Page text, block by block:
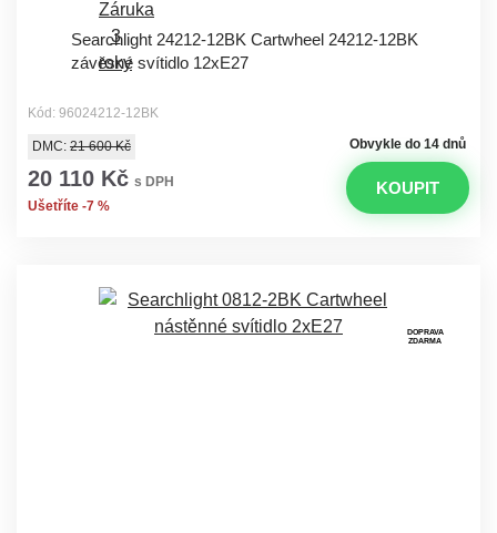
Searchlight 24212-12BK Cartwheel 24212-12BK
závěsné svítidlo 12xE27
Kód: 96024212-12BK
Obvykle do 14 dnů
DMC: 21 600 Kč
20 110 Kč s DPH
Ušetříte -7 %
KOUPIT
DOPRAVA
ZDARMA